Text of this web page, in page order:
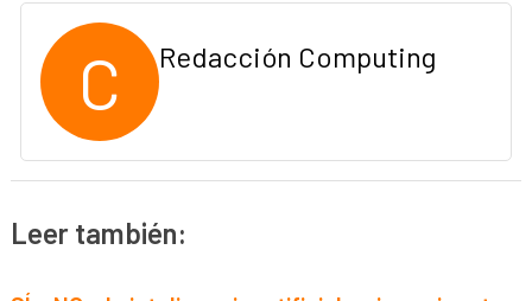
C Redacción Computing
Leer también: